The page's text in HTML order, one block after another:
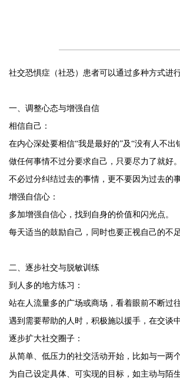
社交恐惧症（社恐）患者可以通过多种方式进
一、调整心态与增强自信
相信自己：
在内心深处要相信“我是最好的”及“没有人不出
做任何事情不过分要求自己，只要尽力了就好。
不必过分纠结过去的事情，更不要因为过去的
增强自信心：
多加增强自信心，找到自身的价值和闪光点。
每天适当的鼓励自己，同时也要正视自己的不
二、逐步社交与脱敏训练
到人多的地方练习：
站在人流量多的广场或商场，看着眼前不断过
遇到需要帮助的人时，积极施以援手，在交谈
逐步扩大社交圈子：
从简单、低压力的社交活动开始，比如与一两
为自己设定具体、可实现的目标，如主动与陌